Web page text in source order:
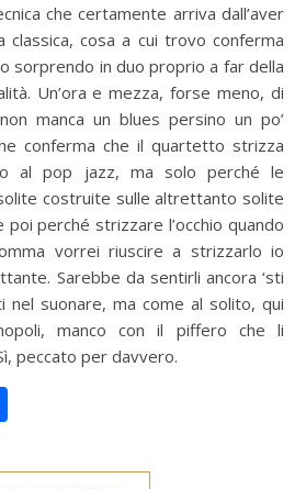
che certamente arriva dall’aver
classica, cosa a cui trovo conferma
sorprendo in duo proprio a far della
Un’ora e mezza, forse meno, di
manca un blues persino un po’
conferma che il quartetto strizza
al pop jazz, ma solo perché le
costruite sulle altrettanto solite
perché strizzare l’occhio quando
vorrei riuscire a strizzarlo io
Sarebbe da sentirli ancora ‘sti
nel suonare, ma come al solito, qui
manco con il piffero che li
peccato per davvero.